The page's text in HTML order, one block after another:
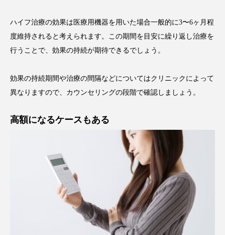
ハイフ治療の効果は医療用機器を用いた場合一般的に3〜6ヶ月程
度維持されると考えられます。この期間を目安に繰り返し治療を
行うことで、効果の持続が期待できるでしょう。
効果の持続期間や治療の間隔などについてはクリニックによって
異なりますので、カウンセリングの段階で確認しましょう。
高額になるケースもある